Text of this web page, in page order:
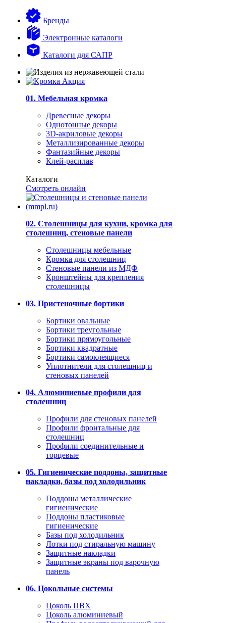
Бренды
Электронные каталоги
Каталоги для САПР
01. Мебельная кромка
Древесные декоры
Однотонные декоры
3D-акриловые декоры
Металлизированные декоры
Фантазийные декоры
Клей-расплав
Каталоги
Смотреть онлайн
02. Столешницы для кухни, кромка для
столешниц, стеновые панели
Столешницы мебельные
Кромка для столешниц
Стеновые панели из МДФ
Кронштейны для крепления
столешницы
03. Пристеночные бортики
Бортики овальные
Бортики треугольные
Бортики прямоугольные
Бортики квадратные
Бортики самоклеящиеся
Уплотнители для столешниц и
стеновых панелей
04. Алюминиевые профили для
столешниц
Профили для стеновых панелей
Профили фронтальные для
столешниц
Профили соединительные и
торцевые
05. Гигиенические поддоны, защитные
накладки, базы под холодильник
Поддоны металлические
гигиенические
Поддоны пластиковые
гигиенические
Базы под холодильник
Лотки под стиральную машину
Защитные накладки
Защитные экраны под варочную
панель
06. Цокольные системы
Цоколь ПВХ
Цоколь алюминиевый